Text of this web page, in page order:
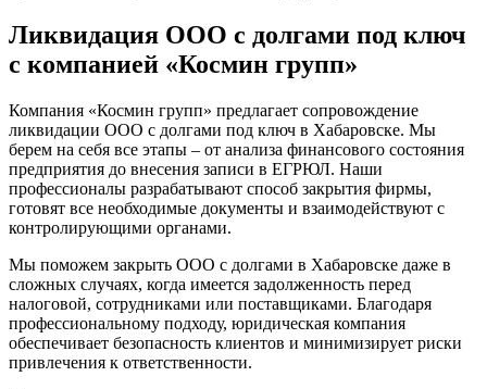
Ликвидация ООО с долгами под ключ
с компанией «Космин групп»
Компания «Космин групп» предлагает сопровождение
ликвидации ООО с долгами под ключ в Хабаровске. Мы
берем на себя все этапы – от анализа финансового состояния
предприятия до внесения записи в ЕГРЮЛ. Наши
профессионалы разрабатывают способ закрытия фирмы,
готовят все необходимые документы и взаимодействуют с
контролирующими органами.
Мы поможем закрыть ООО с долгами в Хабаровске даже в
сложных случаях, когда имеется задолженность перед
налоговой, сотрудниками или поставщиками. Благодаря
профессиональному подходу, юридическая компания
обеспечивает безопасность клиентов и минимизирует риски
привлечения к ответственности.